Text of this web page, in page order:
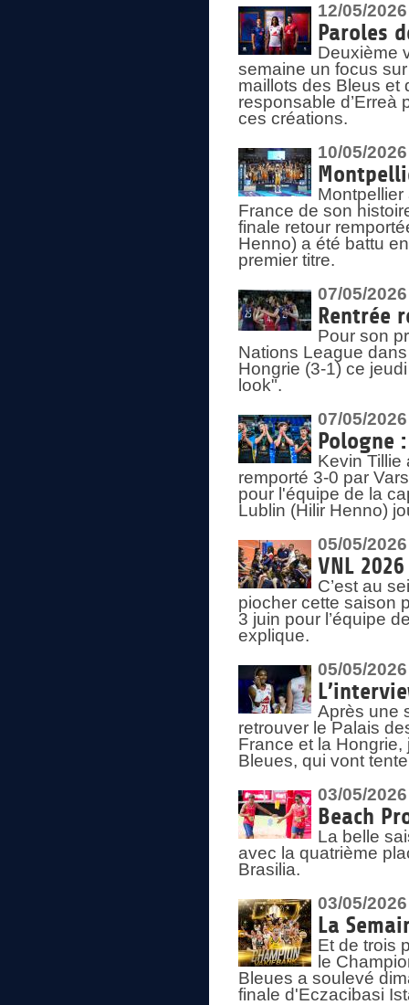
12/05/2026
Paroles
Deuxième
semaine un focus
maillots des Bleus et
responsable d’Erreà
ces créations.
10/05/2026
France de son
finale retour
Henno) a été battu
premier titre.
07/05/2026
Rentrée
Pour son
Nations League
Hongrie (3-1) ce
look".
07/05/2026
Pologne
Kevin Tillie
remporté 3-0 par
pour l'équipe de la
Lublin (Hilir Henno)
05/05/2026
VNL
C’est au
piocher cette saison
3 juin pour l’équipe
explique.
05/05/2026
Après une
retrouver le Palais
France et la Hongrie,
Bleues, qui vont
03/05/2026
Beach
La belle
avec la quatrième
Brasilia.
03/05/2026
La
Et de trois
le
Bleues a soulevé
finale d'Eczacibasi